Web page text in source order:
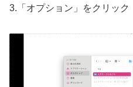
3.「オプション」をクリック